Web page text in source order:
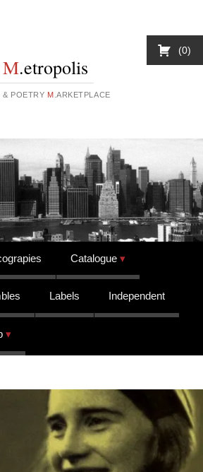
M.etropolis
& POETRY M .ARKETPLACE
Catalogue
Labels Independent
0